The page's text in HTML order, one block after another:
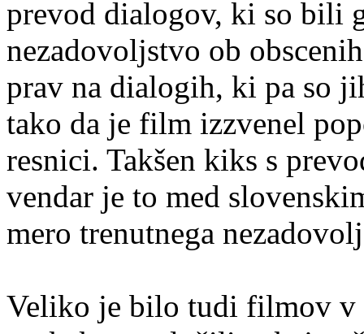
prevod dialogov, ki so bili
nezadovoljstvo ob
prav na dialogih, ki pa so
tako da je film izzvenel
resnici. Takšen kiks s
vendar je to med
mero trenutnega
Veliko je bilo tudi filmov v